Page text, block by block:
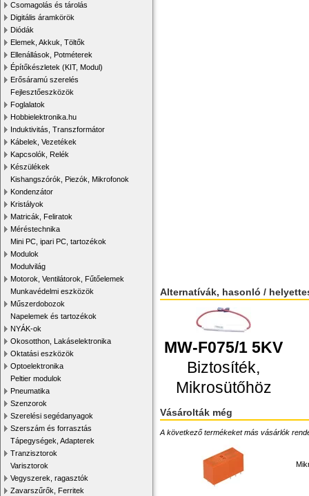
Csomagolás és tárolás
Digitális áramkörök
Diódák
Elemek, Akkuk, Töltők
Ellenállások, Potméterek
Építőkészletek (KIT, Modul)
Erősáramú szerelés
Fejlesztőeszközök
Foglalatok
Hobbielektronika.hu
Induktivitás, Transzformátor
Kábelek, Vezetékek
Kapcsolók, Relék
Készülékek
Kishangszórók, Piezók, Mikrofonok
Kondenzátor
Kristályok
Matricák, Feliratok
Méréstechnika
Mini PC, ipari PC, tartozékok
Modulok
Modulvilág
Motorok, Ventilátorok, Fűtőelemek
Munkavédelmi eszközök
Műszerdobozok
Napelemek és tartozékok
NYÁK-ok
Okosotthon, Lakáselektronika
Oktatási eszközök
Optoelektronika
Peltier modulok
Pneumatika
Szenzorok
Szerelési segédanyagok
Szerszám és forrasztás
Tápegységek, Adapterek
Tranzisztorok
Varisztorok
Vegyszerek, ragasztók
Zavarszűrők, Ferritek
Alternatívák, hasonló /
MW-F075/1 5KV
Biztosíték,
Mikrosütőhöz
Vásárolták még
A következő termékeket más vásárlók